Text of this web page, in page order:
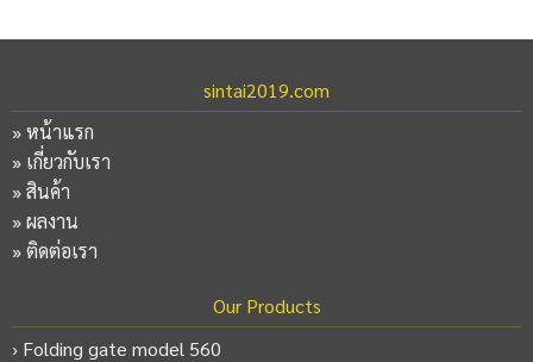
sintai2019.com
»หน้าแรก
» เกี่ยวกับเรา
»สินค้า
»ผลงาน
»ติดต่อเรา
Our Products
› Folding gate model 560